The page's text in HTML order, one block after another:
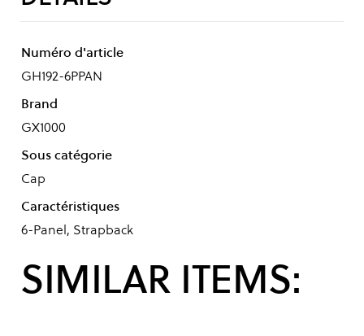
Numéro d'article
GH192-6PPAN
Brand
GX1000
Sous catégorie
Cap
Caractéristiques
6-Panel, Strapback
SIMILAR ITEMS: